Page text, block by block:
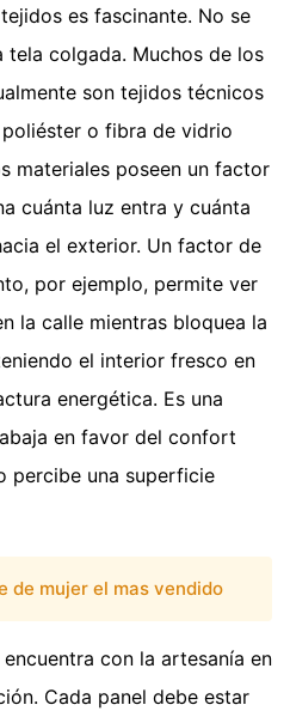
es fascinante. No se
tela colgada. Muchos de los
son tejidos técnicos
o fibra de vidrio
materiales poseen un factor
cuánta luz entra y cuánta
el exterior. Un factor de
por ejemplo, permite ver
la calle mientras bloquea la
el interior fresco en
energética. Es una
en favor del confort
percibe una superficie
de mujer el mas vendido
con la artesanía en
Cada panel debe estar